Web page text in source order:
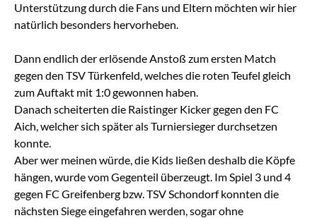
Unterstützung durch die Fans und Eltern möchten wir hier
natürlich besonders hervorheben.
Dann endlich der erlösende Anstoß zum ersten Match
gegen den TSV Türkenfeld, welches die roten Teufel gleich
zum Auftakt mit 1:0 gewonnen haben.
Danach scheiterten die Raistinger Kicker gegen den FC
Aich, welcher sich später als Turniersieger durchsetzen
konnte.
Aber wer meinen würde, die Kids ließen deshalb die Köpfe
hängen, wurde vom Gegenteil überzeugt. Im Spiel 3 und 4
gegen FC Greifenberg bzw. TSV Schondorf konnten die
nächsten Siege eingefahren werden, sogar ohne